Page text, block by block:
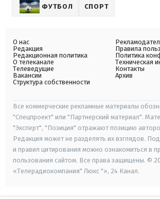
ФУТБОЛ СПОРТ
О нас
Редакция
Редакционная политика
О телеканале
Телеведущие
Вакансии
Структура собственности
Правила
Политика
Техническая
Контакты
Архив
Все коммерческие рекламные материалы
"Спецпроект" или "Партнерский материал".
"Эксперт", "Позиция" отражают позицию
Редакция может не разделять их взглядов.
и правил цитирования можно ознакомиться в
пользования сайтом. Все права защищены. ©
«Телерадиокомпания" Люкс "», 24 Канал.